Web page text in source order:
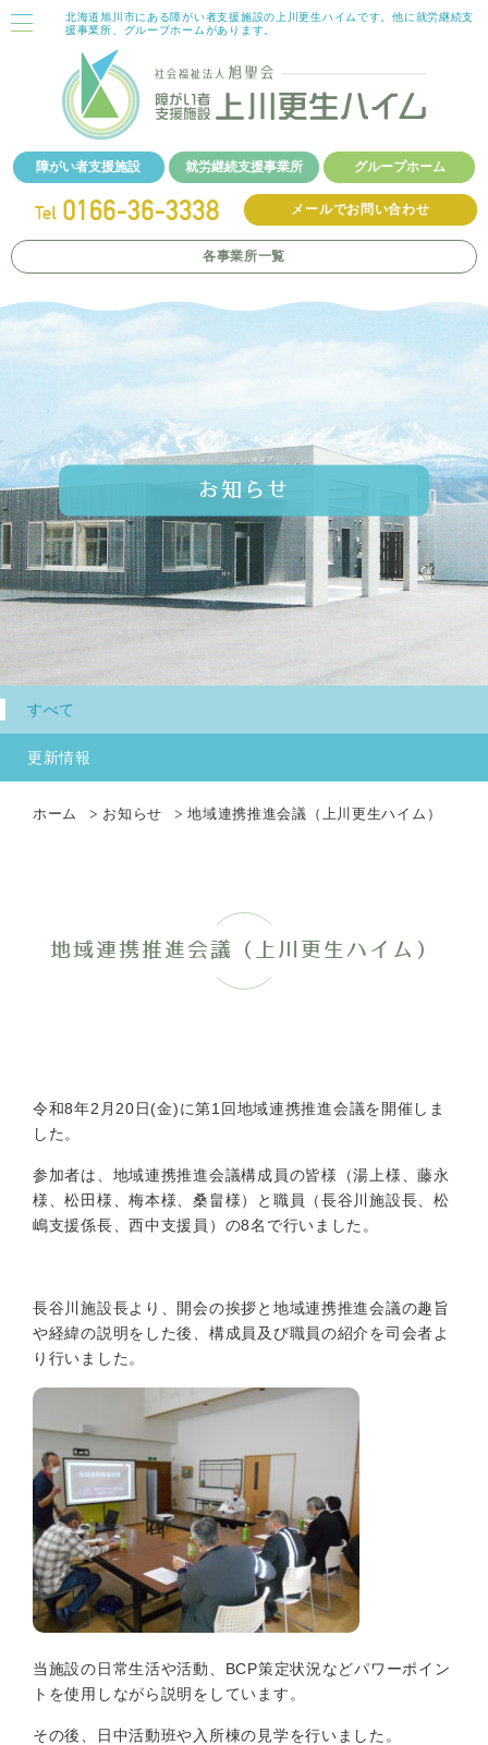
北海道旭川市にある障がい者支援施設の上川更生ハイムです。他に就労継続支
援事業所、グループホームがあります。
障がい者支援施設 就労継続支援事業所 グループホーム
メールでお問い合わせ
各事業所一覧
お知らせ
すべて
更新情報
ホーム お知らせ 地域連携推進会議（上川更生ハイム）
地域連携推進会議（上川更生ハイム）
令和8年2月20日(金)に第1回地域連携推進会議を開催しま
した。
参加者は、地域連携推進会議構成員の皆様（湯上様、藤永
様、松田様、梅本様、桑畠様）と職員（長谷川施設長、松
嶋支援係長、西中支援員）の8名で行いました。
長谷川施設長より、開会の挨拶と地域連携推進会議の趣旨
や経緯の説明をした後、構成員及び職員の紹介を司会者よ
り行いました。
当施設の日常生活や活動、BCP策定状況などパワーポイン
トを使用しながら説明をしています。
その後、日中活動班や入所棟の見学を行いました。